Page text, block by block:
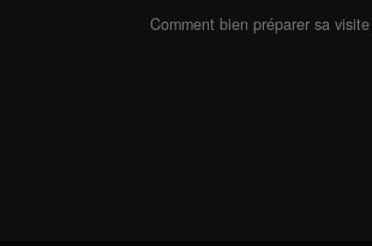
Comment bien préparer sa